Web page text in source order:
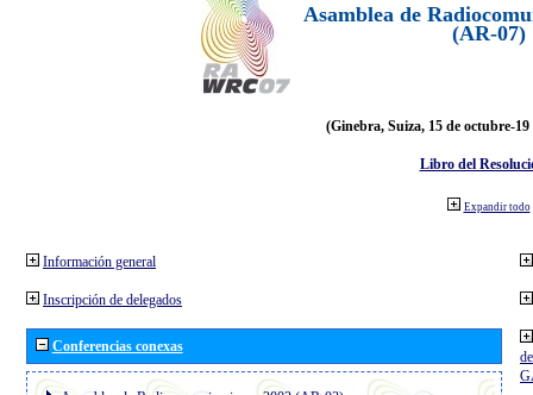
Asamblea de
(AR-07)
(Ginebra, Suiza, 15 de octubre-19
Libro del
Expandir todo
Información general
Inscripción de delegados
Conferencias conexas